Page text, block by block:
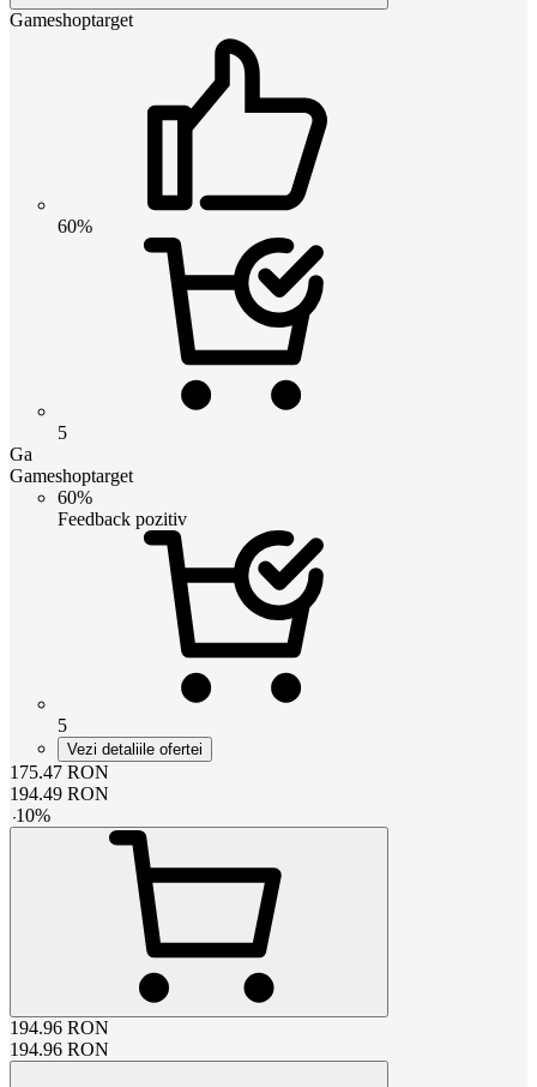
Gameshoptarget
60%
5
Ga
Gameshoptarget
60%
Feedback pozitiv
5
Vezi detaliile ofertei
175.47 RON
194.49 RON
-10%
194.96 RON
194.96 RON